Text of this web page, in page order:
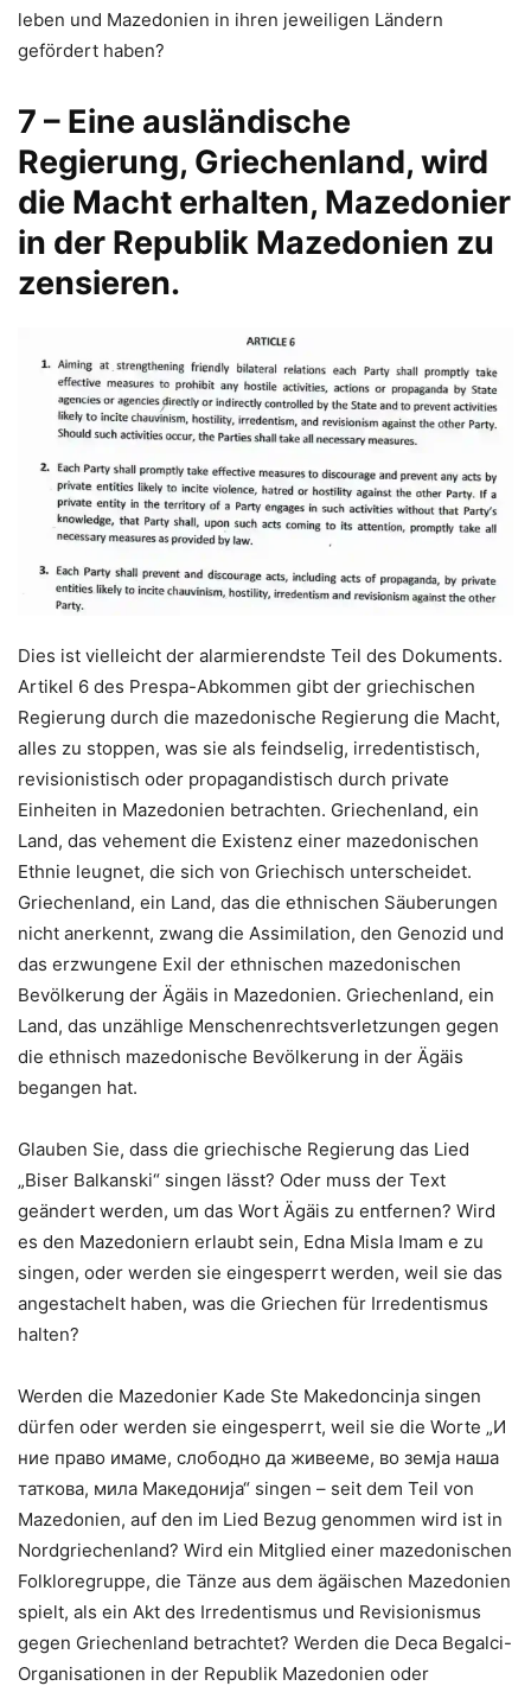
leben und Mazedonien in ihren jeweiligen Ländern
gefördert haben?
7 – Eine ausländische
Regierung, Griechenland, wird
die Macht erhalten, Mazedonier
in der Republik Mazedonien zu
zensieren.
Dies ist vielleicht der alarmierendste Teil des Dokuments.
Artikel 6 des Prespa-Abkommen gibt der griechischen
Regierung durch die mazedonische Regierung die Macht,
alles zu stoppen, was sie als feindselig, irredentistisch,
revisionistisch oder propagandistisch durch private
Einheiten in Mazedonien betrachten. Griechenland, ein
Land, das vehement die Existenz einer mazedonischen
Ethnie leugnet, die sich von Griechisch unterscheidet.
Griechenland, ein Land, das die ethnischen Säuberungen
nicht anerkennt, zwang die Assimilation, den Genozid und
das erzwungene Exil der ethnischen mazedonischen
Bevölkerung der Ägäis in Mazedonien. Griechenland, ein
Land, das unzählige Menschenrechtsverletzungen gegen
die ethnisch mazedonische Bevölkerung in der Ägäis
begangen hat.
Glauben Sie, dass die griechische Regierung das Lied
„Biser Balkanski“ singen lässt? Oder muss der Text
geändert werden, um das Wort Ägäis zu entfernen? Wird
es den Mazedoniern erlaubt sein, Edna Misla Imam e zu
singen, oder werden sie eingesperrt werden, weil sie das
angestachelt haben, was die Griechen für Irredentismus
halten?
Werden die Mazedonier Kade Ste Makedoncinja singen
dürfen oder werden sie eingesperrt, weil sie die Worte „И
ние право имаме, слободно да живееме, во земја наша
таткова, мила Македонија“ singen – seit dem Teil von
Mazedonien, auf den im Lied Bezug genommen wird ist in
Nordgriechenland? Wird ein Mitglied einer mazedonischen
Folkloregruppe, die Tänze aus dem ägäischen Mazedonien
spielt, als ein Akt des Irredentismus und Revisionismus
gegen Griechenland betrachtet? Werden die Deca Begalci-
Organisationen in der Republik Mazedonien oder